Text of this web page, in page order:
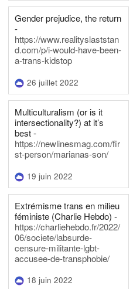
Gender prejudice, the return
-
https://www.realityslaststan
d.com/p/i-would-have-been-
a-trans-kidstop
26 juillet 2022
Multiculturalism (or is it
intersectionality?) at it’s
best -
https://newlinesmag.com/fir
st-person/marianas-son/
19 juin 2022
Extrémisme trans en milieu
féministe (Charlie Hebdo) -
https://charliehebdo.fr/2022/
06/societe/labsurde-
censure-militante-lgbt-
accusee-de-transphobie/
18 juin 2022